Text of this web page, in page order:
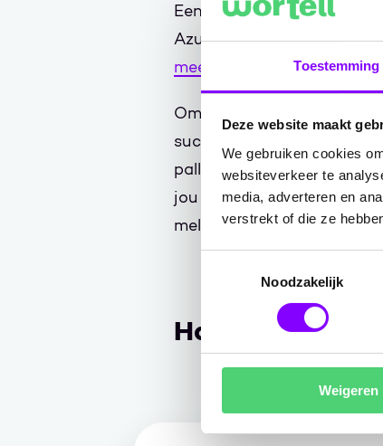
Toestemming
Deze website maakt
We gebruiken cookies
websiteverkeer te
media, adverteren en
verstrekt of die ze
Noodzakelijk
Weigeren
Eend', delen we graag de
Azure consultant Mike
meest innovatieve Azure
Om zorginstellingen
succesvolle migratie naar
pallet aan producten en
jou kunnen doen?
meld je aan voor een van
Handige